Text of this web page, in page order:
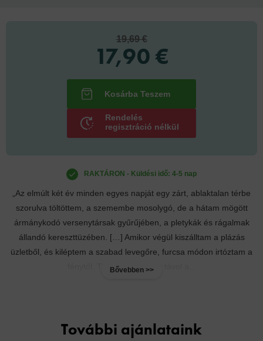
„Az elmúlt két év minden egyes napját egy zárt, ablaktalan térbe
szorulva töltöttem, a szemembe mosolygó, de a hátam mögött
ármánykodó versenytársak gyűrűjében, a pletykák és rágalmak
állandó kereszttüzében. […] Amikor végül kiszálltam a plázás
üzletből, és kiléptem a szabad levegőre, furcsa módon irtóztam a
fénytől. Túl sokáig voltam távol a...
Bővebben >>
RAKTÁRON - Küldési idő: 4-5 nap
19,69 €
17,90 €
Rendelés
regisztráció nélkül
További ajánlataink